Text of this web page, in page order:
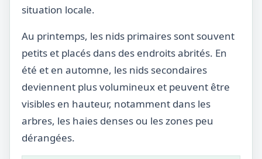
situation locale.
Au printemps, les nids primaires sont souvent
petits et placés dans des endroits abrités. En
été et en automne, les nids secondaires
deviennent plus volumineux et peuvent être
visibles en hauteur, notamment dans les
arbres, les haies denses ou les zones peu
dérangées.